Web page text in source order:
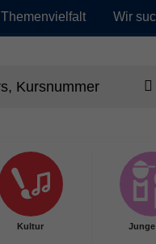
Themenvielfalt Wir
Kultur Junge